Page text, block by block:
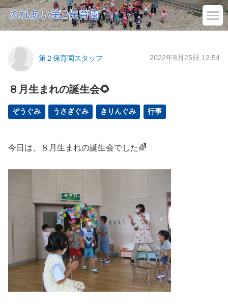
第２保育園スタッフ 2022年8月25日 12:54
８月生まれの誕生会🌻
ぞうぐみ うさぎぐみ きりんぐみ 行事
今日は、８月生まれの誕生会でした🌈